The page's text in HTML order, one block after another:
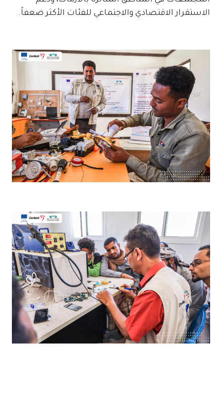
الاستقرار الاقتصادي والاجتماعي للفئات الأكثر ضعفاً.